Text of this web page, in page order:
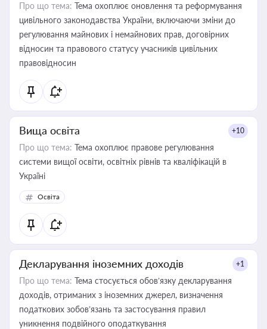
Про що тема: Тема охоплює оновлення та реформування
цивільного законодавства України, включаючи зміни до
регулювання майнових і немайнових прав, договірних
відносин та правового статусу учасників цивільних
правовідносин
Вища освіта +10
Про що тема: Тема охоплює правове регулювання
системи вищої освіти, освітніх рівнів та кваліфікацій в
Україні
Освіта
Декларування іноземних доходів +1
Про що тема: Тема стосується обов’язку декларування
доходів, отриманих з іноземних джерел, визначення
податкових зобов’язань та застосування правил
уникнення подвійного оподаткування